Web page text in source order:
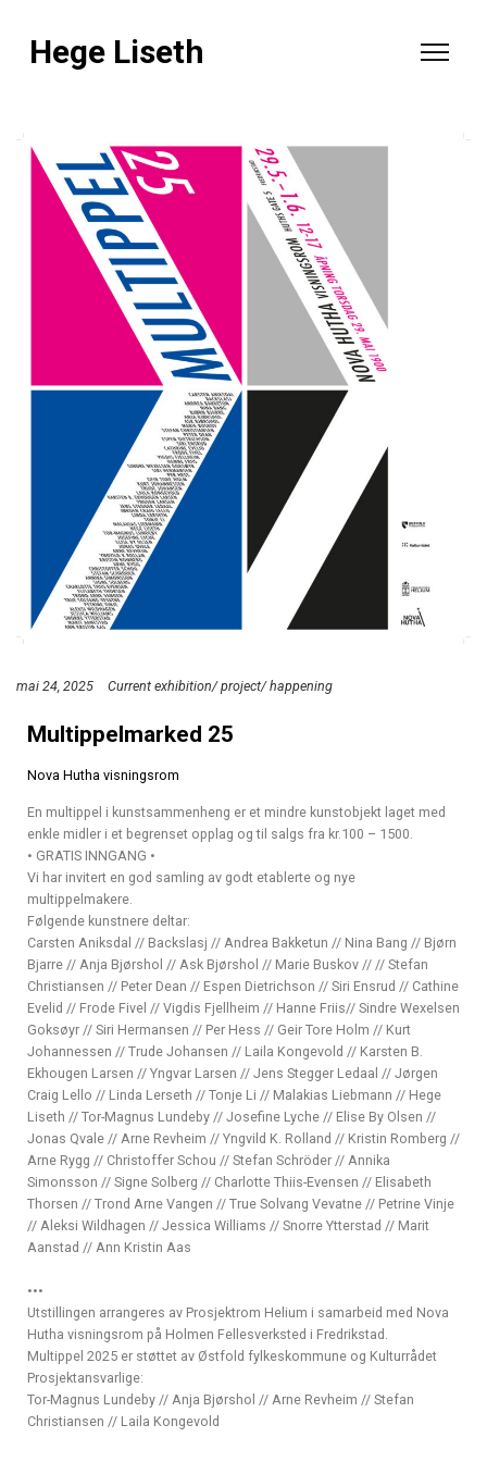
Hege Liseth
mai 24, 2025 Current exhibition/ project/ happening
Multippelmarked 25
Nova Hutha visningsrom
En multippel i kunstsammenheng er et mindre kunstobjekt laget med
enkle midler i et begrenset opplag og til salgs fra kr.100 – 1500.
• GRATIS INNGANG •
Vi har invitert en god samling av godt etablerte og nye
multippelmakere.
Følgende kunstnere deltar:
Carsten Aniksdal // Backslasj // Andrea Bakketun // Nina Bang // Bjørn
Bjarre // Anja Bjørshol // Ask Bjørshol // Marie Buskov // // Stefan
Christiansen // Peter Dean // Espen Dietrichson // Siri Ensrud // Cathine
Evelid // Frode Fivel // Vigdis Fjellheim // Hanne Friis// Sindre Wexelsen
Goksøyr // Siri Hermansen // Per Hess // Geir Tore Holm // Kurt
Johannessen // Trude Johansen // Laila Kongevold // Karsten B.
Ekhougen Larsen // Yngvar Larsen // Jens Stegger Ledaal // Jørgen
Craig Lello // Linda Lerseth // Tonje Li // Malakias Liebmann // Hege
Liseth // Tor-Magnus Lundeby // Josefine Lyche // Elise By Olsen //
Jonas Qvale // Arne Revheim // Yngvild K. Rolland // Kristin Romberg //
Arne Rygg // Christoffer Schou // Stefan Schröder // Annika
Simonsson // Signe Solberg // Charlotte Thiis-Evensen // Elisabeth
Thorsen // Trond Arne Vangen // True Solvang Vevatne // Petrine Vinje
// Aleksi Wildhagen // Jessica Williams // Snorre Ytterstad // Marit
Aanstad // Ann Kristin Aas
•••
Utstillingen arrangeres av Prosjektrom Helium i samarbeid med Nova
Hutha visningsrom på Holmen Fellesverksted i Fredrikstad.
Multippel 2025 er støttet av Østfold fylkeskommune og Kulturrådet
Prosjektansvarlige:
Tor-Magnus Lundeby // Anja Bjørshol // Arne Revheim // Stefan
Christiansen // Laila Kongevold